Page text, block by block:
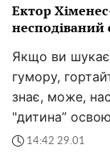
Ектор
несподіваний
Якщо ви
гумору,
знає, може,
"дитина”
14:42 29.01